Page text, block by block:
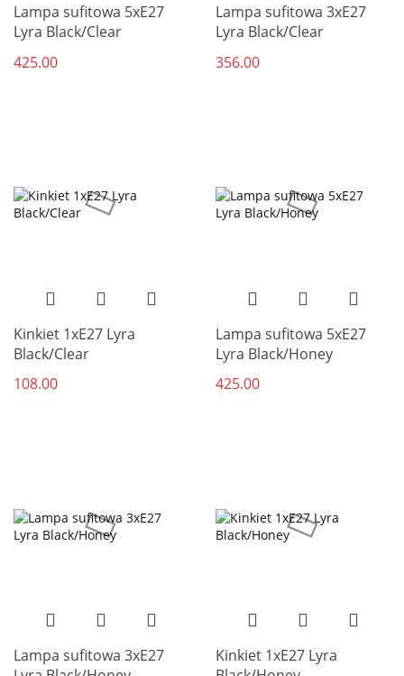
Lampa sufitowa 5xE27
Lyra Black/Clear
425.00
Lampa sufitowa 3xE27
Lyra Black/Clear
356.00
Kinkiet 1xE27 Lyra
Black/Clear
108.00
Lampa sufitowa 5xE27
Lyra Black/Honey
425.00
Lampa sufitowa 3xE27
Kinkiet 1xE27 Lyra